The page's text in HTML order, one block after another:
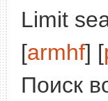
Limit
[armhf] [
Поиск